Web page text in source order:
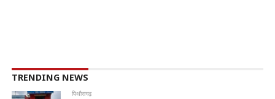
TRENDING NEWS
पिथौरागढ़